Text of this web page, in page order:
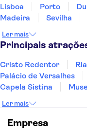
Lisboa
Porto
Madeira
Sevilha
Sesimbra
Ler mais
Principais
Cristo Redentor
Palácio de Versalhes
Capela Sistina
Torre de Belém
Castelo de São Jorge
Ler mais
Empresa